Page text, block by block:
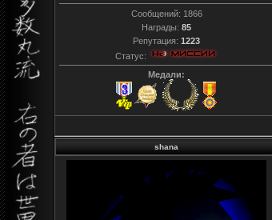
Сообщений: 1866
Награды: 85
Репутация: 1223
Статус:
Медали:
shana